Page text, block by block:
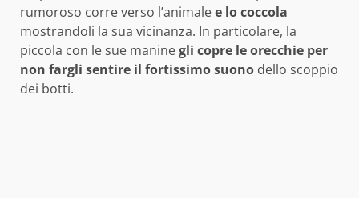
rumoroso corre verso l’animalee lo coccola
mostrandoli la sua vicinanza. In particolare, la
piccola con le sue maninegli copre le orecchie per
non fargli sentire il fortissimo suono dello scoppio
dei botti.